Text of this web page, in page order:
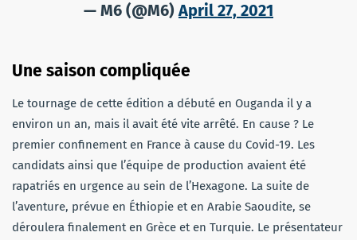
— M6 (@M6)April 27, 2021
Une saison compliquée
Le tournage de cette édition a débuté en Ouganda il y a
environ un an, mais il avait été vite arrêté. En cause ? Le
premier confinement en France à cause du Covid-19. Les
candidats ainsi que l’équipe de production avaient été
rapatriés en urgence au sein de l’Hexagone. La suite de
l’aventure, prévue en Éthiopie et en Arabie Saoudite, se
déroulera finalement en Grèce et en Turquie. Le présentateur